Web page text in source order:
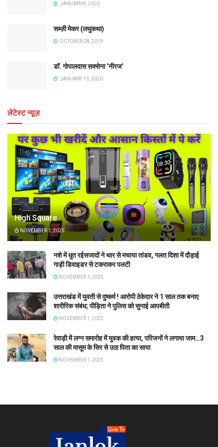
JANUARY 8, 2020
सब्ज़ी मेकर (लघुकथा)
OCTOBER 28, 2019
डॉ. गोपालदास सक्सेना ‘नीरज’
JANUARY 13, 2020
लेटेस्ट न्यूज़
High Square
NOVEMBER 1, 2025
नशे में धुत रईसजादों ने थार से मचाया तांडव, गलत दिशा में दौड़ाई
गाड़ी डिवाइडर से टकराकर पलटी
NOVEMBER 1, 2025
उत्तराखंड में युवती से दुष्कर्म ! आरोपी ठेकेदार ने 1 साल तक बनाए
शारीरिक संबंध; पीड़िता ने पुलिस को सुनाई आपबीती
NOVEMBER 1, 2025
रेवाड़ी में लग्न समारोह में युवक की हत्या, परिजनों ने लगाया जाम…3
साल की मासूम के सिर से उठा पिता का साया
NOVEMBER 1, 2025